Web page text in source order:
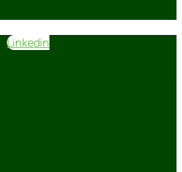
Linkedin